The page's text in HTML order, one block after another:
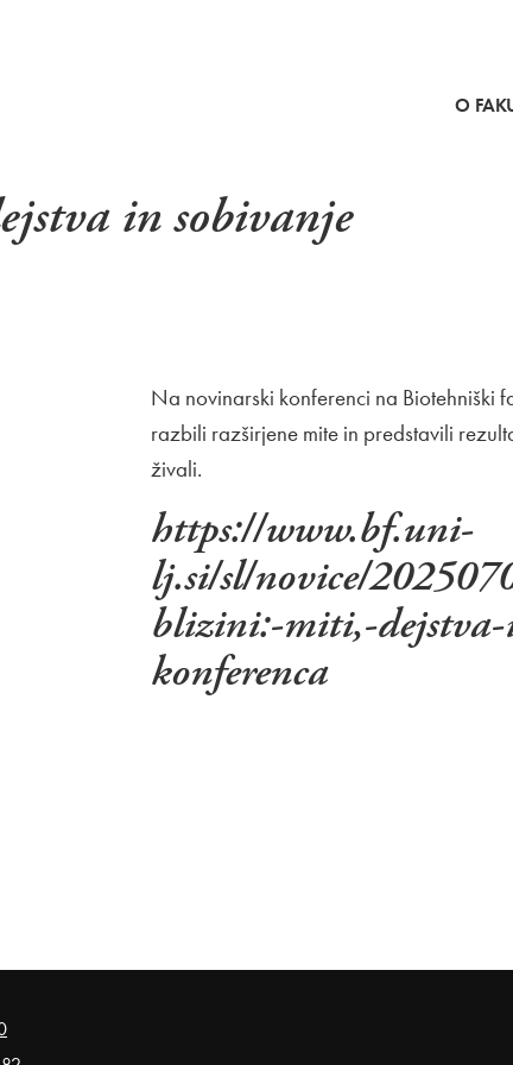
O
in sobivanje
Na novinarski konferenci na Biotehniški
razbili razširjene mite in predstavili
živali.
https://www.bf.uni-
lj.si/sl/novice/
blizini:-miti,-
konferenca